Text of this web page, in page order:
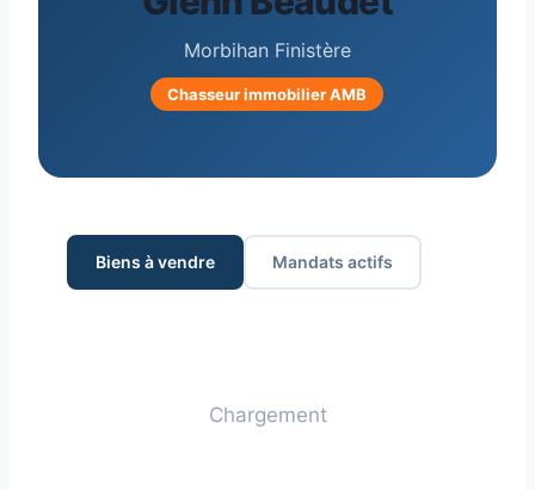
Morbihan Finistère
Chasseur immobilier AMB
Biens à vendre Mandats actifs
Chargement